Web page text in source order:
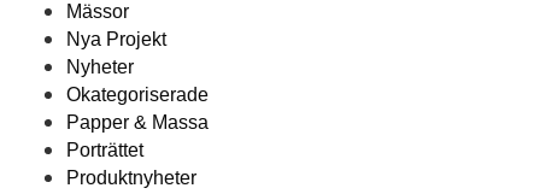
Mässor
Nya Projekt
Nyheter
Okategoriserade
Papper & Massa
Porträttet
Produktnyheter